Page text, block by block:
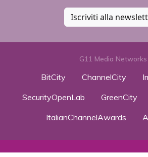
Iscriviti alla
G11 Media Networks
BitCity ChannelCity
SecurityOpenLab
GreenCity
ItalianChannelAwards